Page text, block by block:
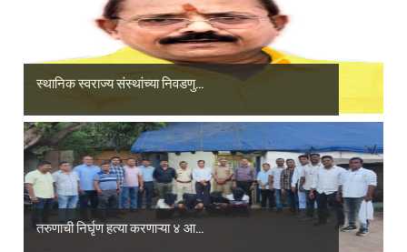
स्थानिक स्वराज्य संस्थांच्या निवडणु...
तरुणाची निर्घृण हत्या करणाऱ्या ४ आ...